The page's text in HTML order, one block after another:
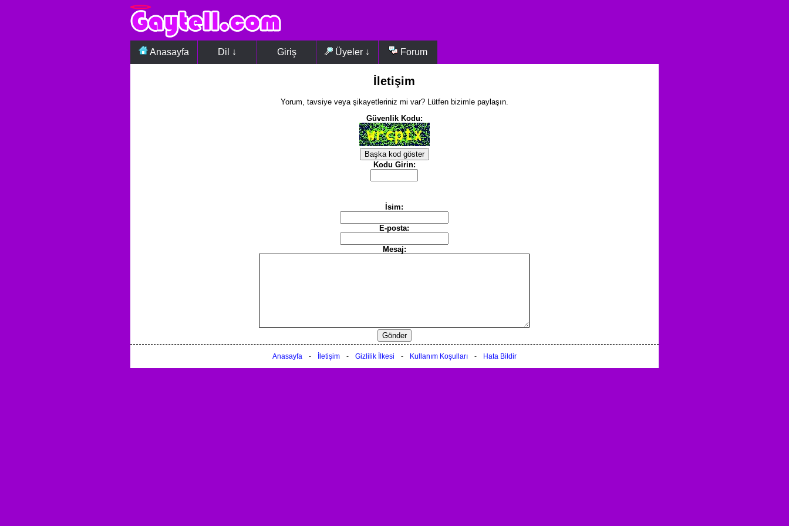
Anasayfa Dil ↓ Giriş Üyeler ↓ Forum
İletişim
Yorum, tavsiye veya şikayetleriniz mi var? Lütfen bizimle paylaşın.
Güvenlik Kodu:
Kodu Girin:
İsim:
E-posta:
Mesaj:
Anasayfa - İletişim - Gizlilik İlkesi - Kullanım Koşulları - Hata Bildir